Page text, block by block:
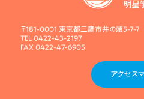
〒181-0001 東京都三鷹市井の頭5-7-7
TEL 0422-43-2197
FAX 0422-47-6905
アクセス